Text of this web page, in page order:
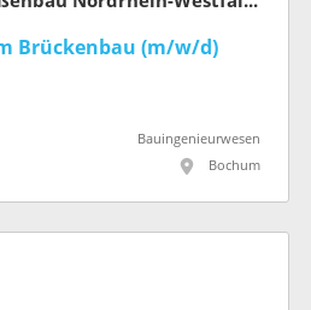
Brückenbau (m/w/d)
Bauingenieurwesen
Bochum